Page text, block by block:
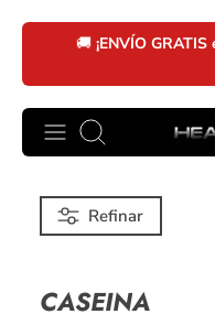
contenido
🚚 ¡ENVÍO
Buscar
Refinar
CASEINA